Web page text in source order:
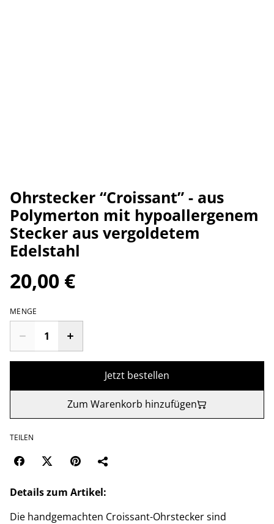
Ohrstecker “Croissant” - aus
Polymerton mit hypoallergenem
Stecker aus vergoldetem
Edelstahl
20,00 €
MENGE
Jetzt bestellen
Zum Warenkorb hinzufügen
TEILEN
Details zum Artikel:
Die handgemachten Croissant-Ohrstecker sind